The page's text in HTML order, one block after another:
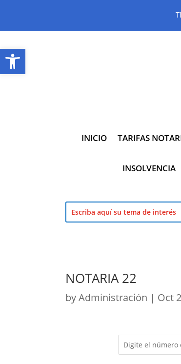
Abrir barra de herramientas
INICIO TARIFAS
INSOLVENCIA
NOTARIA 22
byAdministración | Oct